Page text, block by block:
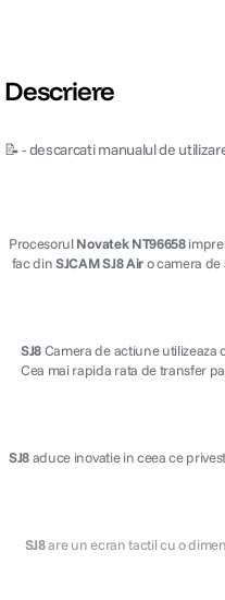
Descriere
📝 - descarcati manualul de
ProcesorulNovatek NT96658
fac dinSJCAM SJ8 Airo camera
SJ8Camera de actiune utilizeaza
Cea mai rapida rata de transfer
SJ8aduce inovatie in ceea ce
SJ8are un ecran tactil cu o